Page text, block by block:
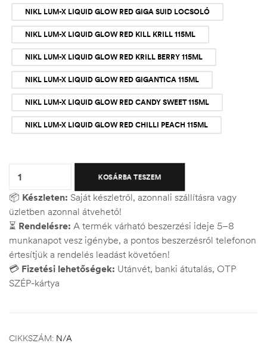
NIKL LUM-X LIQUID GLOW RED GIGA SUID LOCSOLÓ
NIKL LUM-X LIQUID GLOW RED KILL KRILL 115ML
NIKL LUM-X LIQUID GLOW RED KRILL BERRY 115ML
NIKL LUM-X LIQUID GLOW RED GIGANTICA 115ML
NIKL LUM-X LIQUID GLOW RED CANDY SWEET 115ML
NIKL LUM-X LIQUID GLOW RED CHILLI PEACH 115ML
KOSÁRBA TESZEM
📦 Készleten: Saját készletről, azonnali szállításra vagy
üzletben azonnal átvehető!
⏳ Rendelésre: A termék várható beszerzési ideje 5–8
munkanapot vesz igénybe, a pontos beszerzésről telefonon
értesítjük a rendelés leadást követően!
💳 Fizetési lehetőségek: Utánvét, banki átutalás, OTP
SZÉP-kártya
CIKKSZÁM: N/A